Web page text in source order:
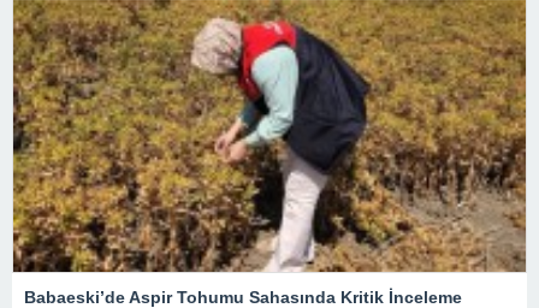
Babaeski’de Aspir Tohumu Sahasında Kritik İnceleme